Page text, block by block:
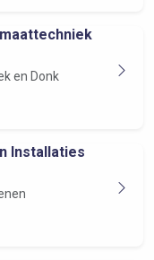
en Donk
Installaties